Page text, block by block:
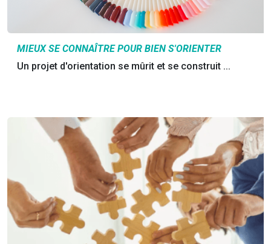
MIEUX SE CONNAÎTRE POUR BIEN S'ORIENTER
Un projet d'orientation se mûrit et se construit ...